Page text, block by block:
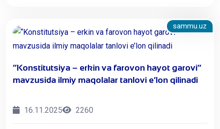
sammu.uz
“Konstitutsiya – erkin va farovon hayot garovi”
mavzusida ilmiy maqolalar tanlovi e’lon qilinadi
16.11.2025 2260